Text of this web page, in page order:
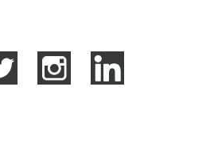
Twitter Instagram